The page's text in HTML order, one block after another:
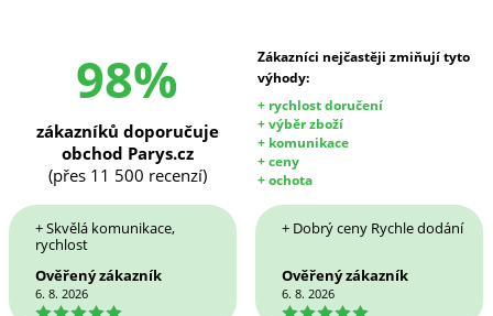
98%
Zákazníci nejčastěji zmiňují tyto
výhody:
+ rychlost doručení
+ výběr zboží
+ komunikace
+ ceny
+ ochota
zákazníků doporučuje
obchod Parys.cz
(přes 11 500 recenzí)
+ Skvělá komunikace,
rychlost
Ověřený zákazník
6. 8. 2026
+ Dobrý ceny Rychle dodání
Ověřený zákazník
6. 8. 2026